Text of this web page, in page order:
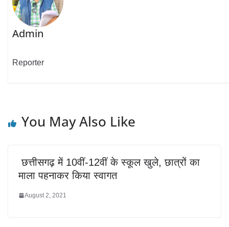
Admin
Reporter
You May Also Like
छत्तीसगढ़ में 10वीं-12वीं के स्कूल खुले, छात्रों का
माला पहनाकर किया स्वागत
August 2, 2021